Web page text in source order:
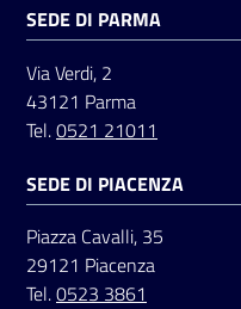
SEDE DI PARMA
Via Verdi, 2
43121 Parma
Tel.0521 21011
SEDE DI PIACENZA
Piazza Cavalli, 35
29121 Piacenza
Tel.0523 3861